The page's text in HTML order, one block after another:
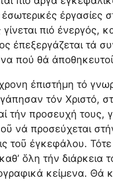
ἐσωτερικές
πιό ἐνεργός,
ἐπεξεργάζεται τά
πού θά
ἐπιστήμη τό
τόν Χριστό,
τήν προσευχή τους,
νά προσεύχεται
τοῦ ἐγκεφάλου. Τότε
ὅλη τήν
κείμενα. Θά